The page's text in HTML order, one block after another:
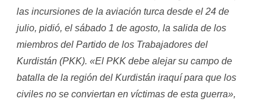
las incursiones de la aviación turca desde el 24 de
julio, pidió, el sábado 1 de agosto, la salida de los
miembros del Partido de los Trabajadores del
Kurdistán (PKK). «El PKK debe alejar su campo de
batalla de la región del Kurdistán iraquí para que los
civiles no se conviertan en víctimas de esta guerra»,